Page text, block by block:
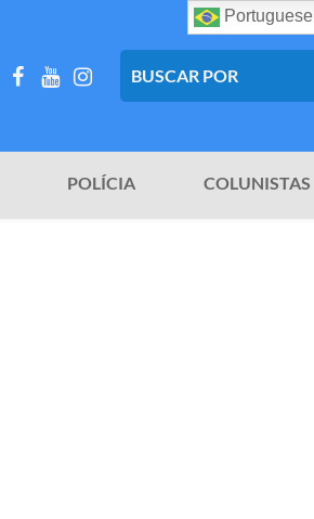
POLÍCIA COLUNISTAS
Portuguese